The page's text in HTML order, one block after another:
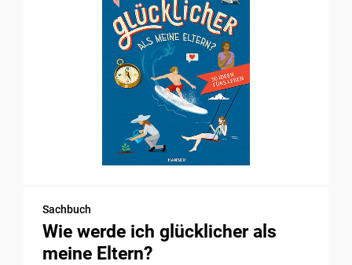
Sachbuch
Wie werde ich glücklicher als
meine Eltern?